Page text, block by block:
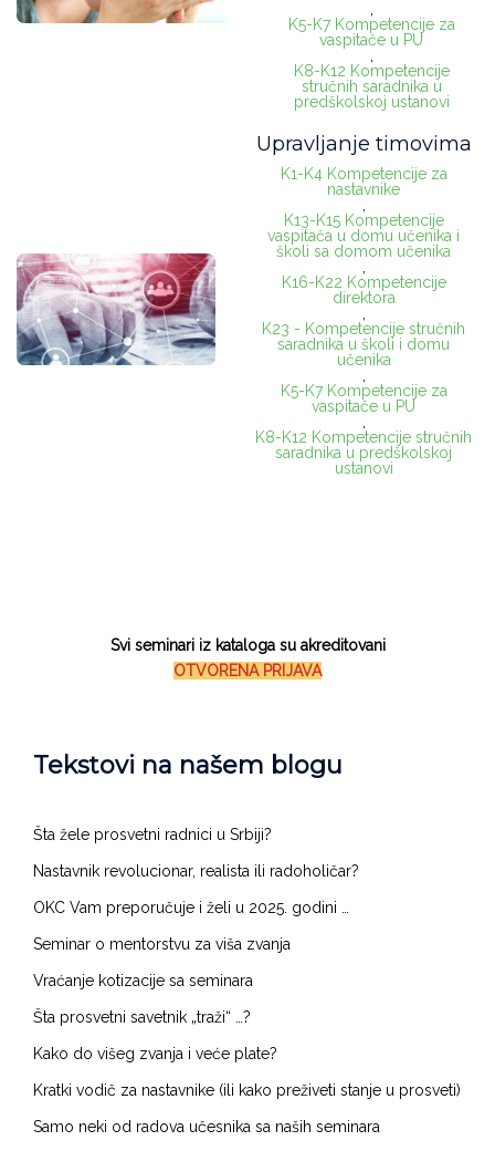
K5-K7 Kompetencije za
vaspitače u PU
K8-K12 Kompetencije
stručnih saradnika u
predškolskoj ustanovi
Upravljanje timovima
K1-K4 Kompetencije za
nastavnike
K13-K15 Kompetencije
vaspitača u domu učenika i
školi sa domom učenika
K16-K22 Kompetencije
direktora
K23 - Kompetencije stručnih
saradnika u školi i domu
učenika
K5-K7 Kompetencije za
vaspitače u PU
K8-K12 Kompetencije stručnih
saradnika u predškolskoj
ustanovi
Svi seminari iz kataloga su akreditovani
OTVORENA PRIJAVA
Tekstovi na našem blogu
Šta žele prosvetni radnici u Srbiji?​​
Nastavnik revolucionar, realista ili radoholičar?
OKC Vam preporučuje i želi u 2025. godini …
Seminar o mentorstvu za viša zvanja
Vraćanje kotizacije sa seminara
Šta prosvetni savetnik „traži“ …?
Kako do višeg zvanja i veće plate?
Kratki vodič za nastavnike (ili kako preživeti stanje u prosveti)
Samo neki od radova učesnika sa naših seminara